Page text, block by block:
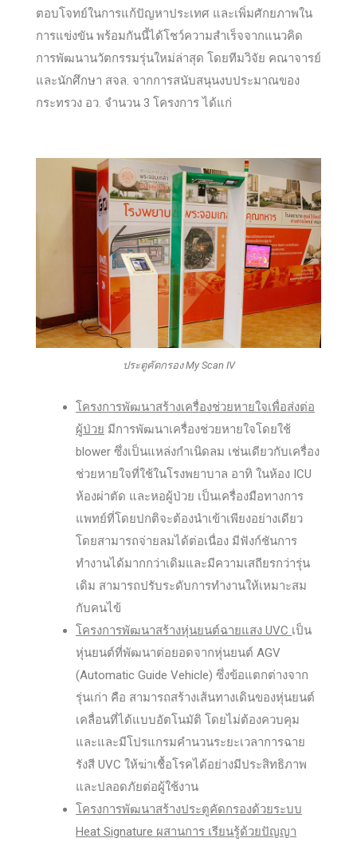
ตอบโจทย์ในการแก้ปัญหาประเทศ และเพิ่มศักยภาพใน
การแข่งขัน พร้อมกันนี้ได้โชว์ความสำเร็จจากแนวคิด
การพัฒนานวัตกรรมรุ่นใหม่ล่าสุด โดยทีมวิจัย คณาจารย์
และนักศึกษา สจล. จากการสนับสนุนงบประมาณของ
กระทรวง อว. จำนวน 3 โครงการ ได้แก่
ประตูคัดกรอง My Scan IV
โครงการพัฒนาสร้างเครื่องช่วยหายใจเพื่อส่งต่อ
ผู้ป่วย มีการพัฒนาเครื่องช่วยหายใจโดยใช้
blower ซึ่งเป็นแหล่งกำเนิดลม เช่นเดียวกับเครื่อง
ช่วยหายใจที่ใช้ในโรงพยาบาล อาทิ ในห้อง ICU
ห้องผ่าตัด และหอผู้ป่วย เป็นเครื่องมือทางการ
แพทย์ที่โดยปกติจะต้องนำเข้าเพียงอย่างเดียว
โดยสามารถจ่ายลมได้ต่อเนื่อง มีฟังก์ชันการ
ทำงานได้มากกว่าเดิมและมีความเสถียรกว่ารุ่น
เดิม สามารถปรับระดับการทำงานให้เหมาะสม
กับคนไข้
โครงการพัฒนาสร้างหุ่นยนต์ฉายแสง UVC เป็น
หุ่นยนต์ที่พัฒนาต่อยอดจากหุ่นยนต์ AGV
(Automatic Guide Vehicle) ซึ่งข้อแตกต่างจาก
รุ่นเก่า คือ สามารถสร้างเส้นทางเดินของหุ่นยนต์
เคลื่อนที่ได้แบบอัตโนมัติ โดยไม่ต้องควบคุม
และและมีโปรแกรมคำนวนระยะเวลาการฉาย
รังสี UVC ให้ฆ่าเชื้อโรคได้อย่างมีประสิทธิภาพ
และปลอดภัยต่อผู้ใช้งาน
โครงการพัฒนาสร้างประตูคัดกรองด้วยระบบ
Heat Signature ผสานการ เรียนรู้ด้วยปัญญา